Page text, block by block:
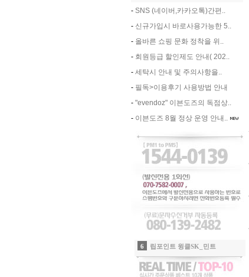
- SNS (네이버,카카오톡)간편..
- 신규가입시 바로사용가능한 5..
- 올바른 쇼핑 문화 정착을 위..
- 회원등급 할인제도 안내( 202..
- 세탁시 안내 및 주의사항을..
- 필독>이용후기 사용방법 안내
- "evendoz" 이븐도즈의 독점상..
- 이븐도즈 8월 정상 운영 안내..
8 -
9 -